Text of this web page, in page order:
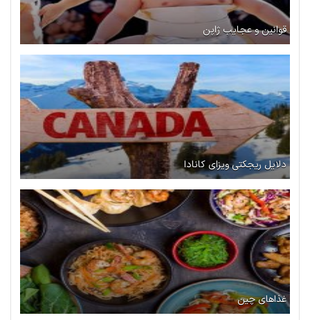
قوانین و عجایب ژاپن
دلایل ریجکتی ویزای کانادا
غذاهای چین